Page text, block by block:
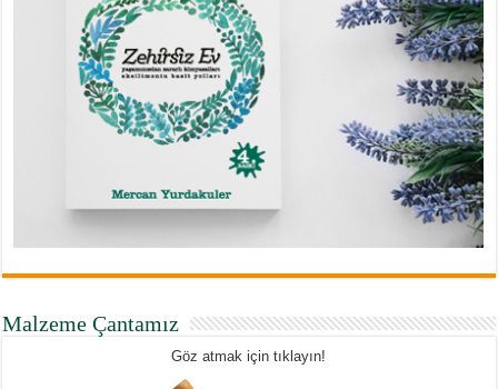
Malzeme Çantamız
Göz atmak için tıklayın!